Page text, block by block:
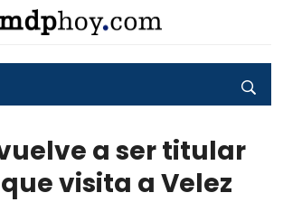
a ser titular
visita a Velez